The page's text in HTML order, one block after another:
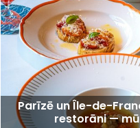
Parīzē un Île-de-
restorāni —